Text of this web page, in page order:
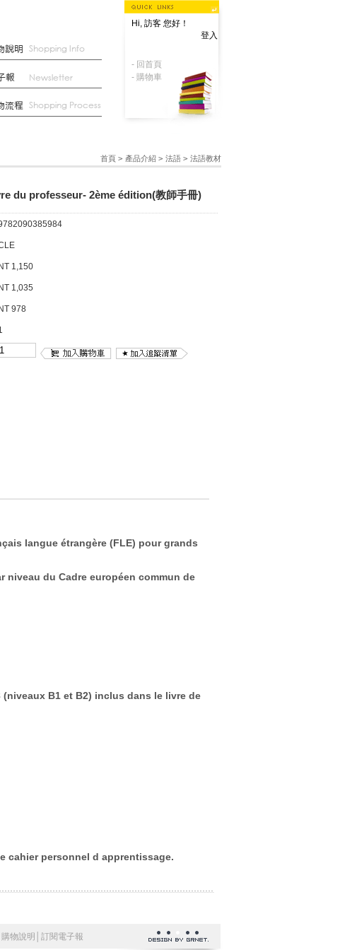
Hi, 訪客 您好！
登入
- 回首頁
- 購物車
首頁 > 產品介紹 > 法語 > 法語教材
du professeur- 2ème édition(教師手冊)
NT 1,150
NT 1,035
NT 978
langue étrangère (FLE) pour grands
du Cadre européen commun de
(niveaux B1 et B2) inclus dans le livre de
cahier personnel d apprentissage.
購物說明 訂閱電子報